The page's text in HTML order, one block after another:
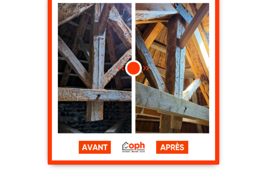
Recrutement
Guide rénovation